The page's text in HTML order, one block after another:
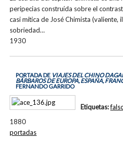
peripecias construída sobre el
casi mítica de José Chimista (valiente,
sobriedad…
1930
PORTADA DE VIAJES DEL CHINO
BÁRBAROS DE EUROPA, ESPAÑA,
FERNANDO GARRIDO
1880
Etiquetas:
portadas